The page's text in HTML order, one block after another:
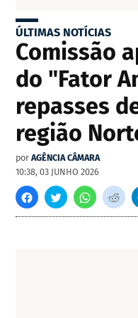
ÚLTIMAS NOTÍCIAS
Comissão
do "Fator
repasses
região
por AGÊNCIA CÂMARA
10:38, 03 JUNHO 2026